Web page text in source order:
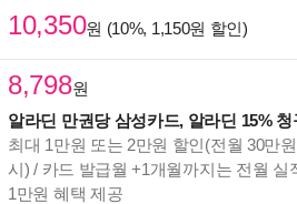
10,350원 (10%, 1,150원 할인)
8,798원
알라딘 만권당 삼성카드, 알라딘 15% 청
최대 1만원 또는 2만원 할인(전월 30만
시) / 카드 발급월 +1개월까지는 전월 실
1만원 혜택 제공